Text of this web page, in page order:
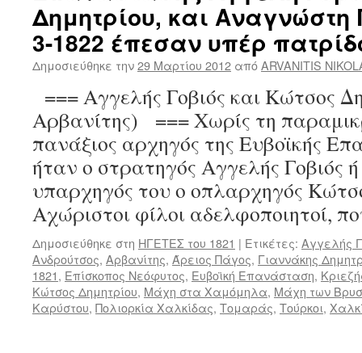
Δημητρίου, και Αναγνώστη
3-1822 έπεσαν υπέρ
Δημοσιεύθηκε την29 Μαρτίου 2012 απόARVANITIS
=== Αγγελής Γοβιός και Κώτσος
Αρβανίτης) === Χωρίς τη
πανάξιος αρχηγός της Ευβοϊκής
ήταν ο στρατηγός Αγγελής Γοβιός
υπαρχηγός του ο οπλαρχηγός
Αχώριστοι φίλοι αδελφοποιητοί,
Δημοσιεύθηκε στη ΗΓΕΤΕΣ του 1821 | Ετικέτες: Αγγελής
Ανδρούτσος, Αρβανίτης, Άρειος Πάγος, Γιαννάκης
1821, Επίσκοπος Νεόφυτος, Ευβοϊκή Επανάσταση,
Κώτσος Δημητρίου, Μάχη στα Χαμόμηλα, Μάχη των
Καρύστου, Πολιορκία Χαλκίδας, Τομαράς, Τούρκοι,